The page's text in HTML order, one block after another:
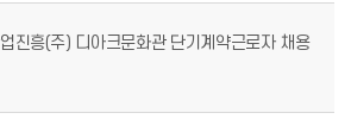
진흥(주) 디아크문화관 단기계약근로자 채용